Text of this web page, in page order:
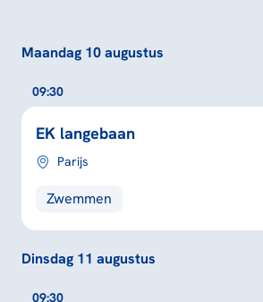
Maandag 10 augustus
09:30
EK langebaan
Parijs
Zwemmen
Dinsdag 11 augustus
09:30